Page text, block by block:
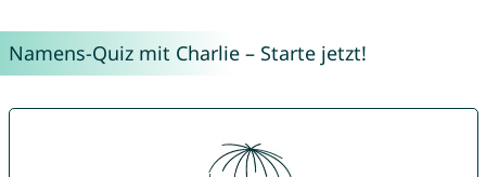
Namens-Quiz mit Charlie – Starte jetzt!